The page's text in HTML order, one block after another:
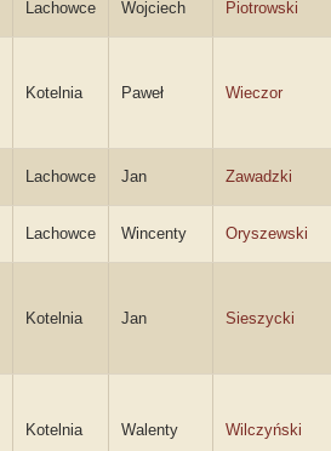
Lachowce Wojciech Piotrowski
Kotelnia Paweł Wieczor
Lachowce Jan Zawadzki
Lachowce Wincenty Oryszewski
Kotelnia Jan Sieszycki
Kotelnia Walenty Wilczyński